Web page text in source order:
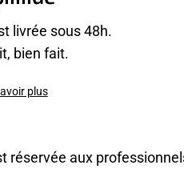
livrée sous 48h.
bien fait.
plus
réservée aux